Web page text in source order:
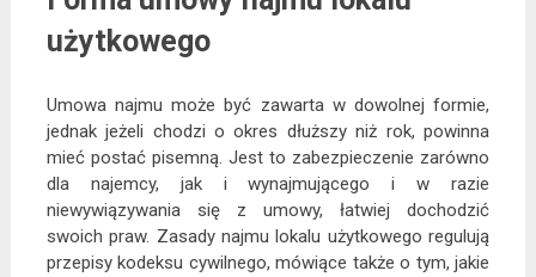
użytkowego
Umowa najmu może być zawarta w dowolnej formie,
jednak jeżeli chodzi o okres dłuższy niż rok, powinna
mieć postać pisemną. Jest to zabezpieczenie zarówno
dla najemcy, jak i wynajmującego i w razie
niewywiązywania się z umowy, łatwiej dochodzić
swoich praw. Zasady najmu lokalu użytkowego regulują
przepisy kodeksu cywilnego, mówiące także o tym, jakie